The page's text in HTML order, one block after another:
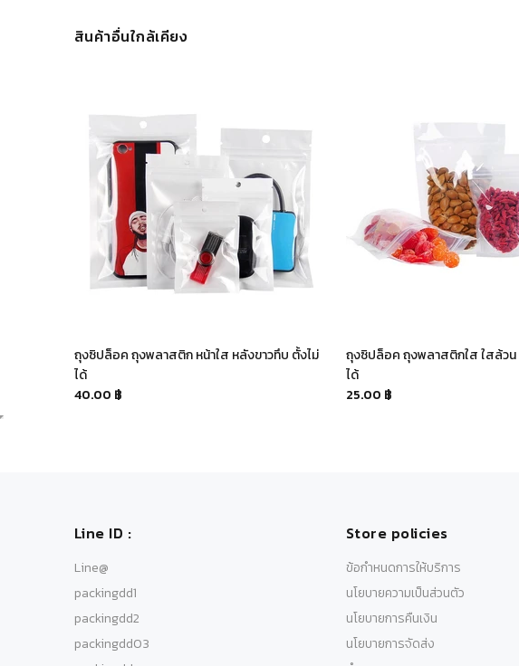
สินค้าอื่นใกล้เคียง
ถุงซิปล็อค ถุงพลาสติก หน้าใส หลังขาวทึบ ตั้งไม่
ได้
40.00 ฿
ถุงซิปล็อค ถุงพลาสติกใส ใสล้ว
ได้
25.00 ฿
Line ID :
Line@
packingdd1
packingdd2
packingdd03
Store policies
ข้อกำหนดการให้บริการ
นโยบายความเป็นส่วนตัว
นโยบายการคืนเงิน
นโยบายการจัดส่ง